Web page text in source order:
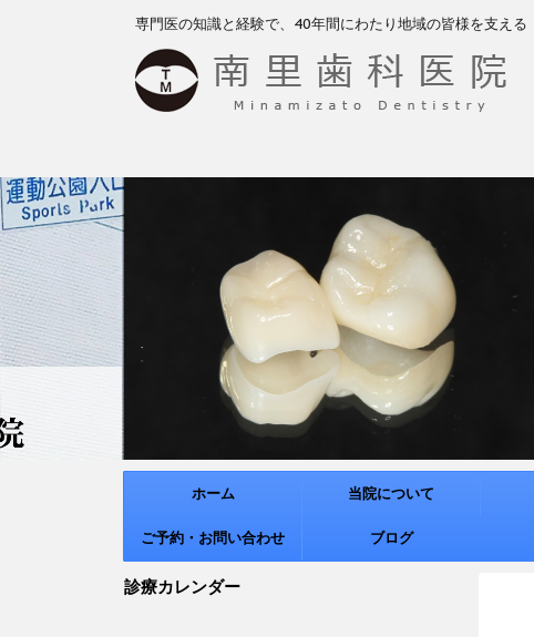
専門医の知識と経験で、40年間にわたり地域の皆様を支える
ホーム 当院について
ご予約・お問い合わせ ブログ
診療カレンダー